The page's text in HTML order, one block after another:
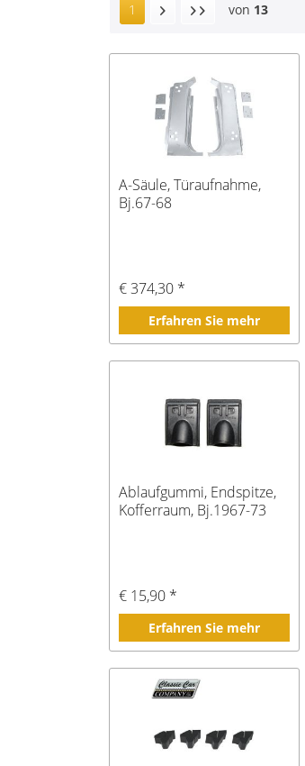
1 von 13
A-Säule, Türaufnahme,
Bj.67-68
€ 374,30 *
Erfahren Sie mehr
Ablaufgummi, Endspitze,
Kofferraum, Bj.1967-73
€ 15,90 *
Erfahren Sie mehr